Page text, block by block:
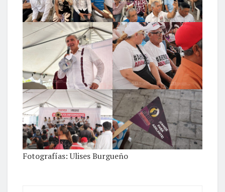
Fotografías: Ulises Burgueño